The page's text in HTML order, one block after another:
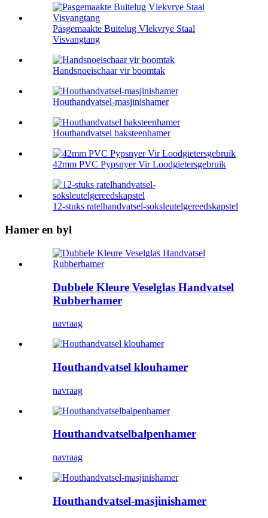
Pasgemaakte Buitelug Vlekvrye Staal
Visvangtang
Handsnoeischaar vir boomtak
Houthandvatsel-masjinishamer
Houthandvatsel baksteenhamer
42mm PVC Pypsnyer Vir Loodgietersgebruik
12-stuks ratelhandvatsel-soksleutelgereedskapstel
Hamer en byl
Dubbele Kleure Veselglas Handvatsel
Rubberhamer
navraag
Houthandvatsel klouhamer
navraag
Houthandvatselbalpenhamer
navraag
Houthandvatsel-masjinishamer